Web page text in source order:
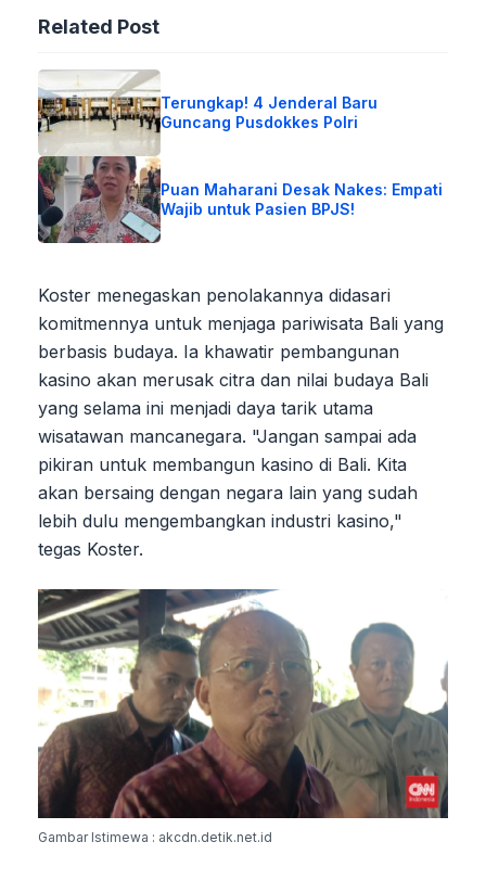
Related Post
Terungkap! 4 Jenderal Baru
Guncang Pusdokkes Polri
Puan Maharani Desak Nakes: Empati
Wajib untuk Pasien BPJS!
Koster menegaskan penolakannya didasari
komitmennya untuk menjaga pariwisata Bali yang
berbasis budaya. Ia khawatir pembangunan
kasino akan merusak citra dan nilai budaya Bali
yang selama ini menjadi daya tarik utama
wisatawan mancanegara. "Jangan sampai ada
pikiran untuk membangun kasino di Bali. Kita
akan bersaing dengan negara lain yang sudah
lebih dulu mengembangkan industri kasino,"
tegas Koster.
Gambar Istimewa : akcdn.detik.net.id